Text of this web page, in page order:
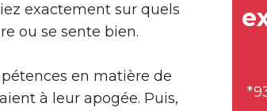
exactement sur quels
ou se sente bien.
en matière de
à leur apogée. Puis,